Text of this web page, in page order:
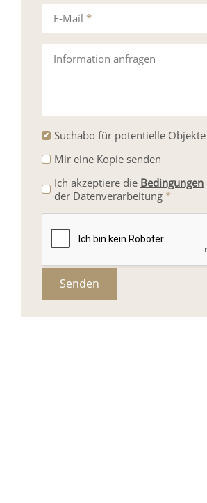
Information anfragen
E-Mail *
Suchabo für potentielle Objekte
Mir eine Kopie senden
Ich akzeptiere die Bedingungen
der Datenverarbeitung *
Senden